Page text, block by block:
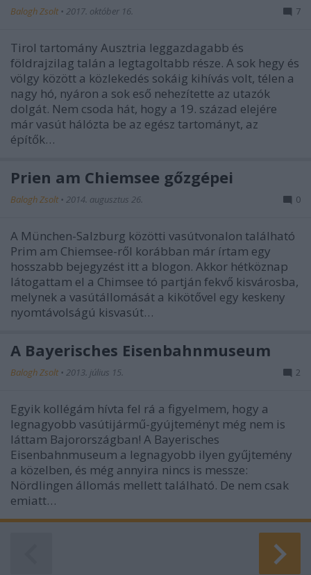
Balogh Zsolt • 2017. október 16. 7
Tirol tartomány Ausztria leggazdagabb és
földrajzilag talán a legtagoltabb része. A sok hegy és
völgy között a közlekedés sokáig kihívás volt, télen a
nagy hó, nyáron a sok eső nehezítette az utazók
dolgát. Nem csoda hát, hogy a 19. század elejére
már vasút hálózta be az egész tartományt, az
építők…
Prien am Chiemsee gőzgépei
Balogh Zsolt • 2014. augusztus 26. 0
A München-Salzburg közötti vasútvonalon található
Prim am Chiemsee-ről korábban már írtam egy
hosszabb bejegyzést itt a blogon. Akkor hétköznap
látogattam el a Chimsee tó partján fekvő kisvárosba,
melynek a vasútállomását a kikötővel egy keskeny
nyomtávolságú kisvasút…
A Bayerisches Eisenbahnmuseum
Balogh Zsolt • 2013. július 15. 2
Egyik kollégám hívta fel rá a figyelmem, hogy a
legnagyobb vasútijármű-gyújteményt még nem is
láttam Bajorországban! A Bayerisches
Eisenbahnmuseum a legnagyobb ilyen gyűjtemény
a közelben, és még annyira nincs is messze:
Nördlingen állomás mellett található. De nem csak
emiatt…